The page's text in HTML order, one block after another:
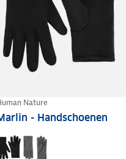
Nature
- Handschoenen